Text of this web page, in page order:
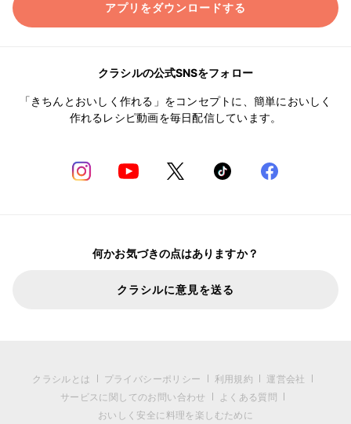
アプリをダウンロードする
クラシルの公式SNSをフォロー
「きちんとおいしく作れる」をコンセプトに、簡単においしく
作れるレシピ動画を毎日配信しています。
何かお気づきの点はありますか？
クラシルに意見を送る
クラシルとは プライバシーポリシー 利用規約
運営会社
サービスに関してのお問い合わせ
よくある質問
おいしく安全に料理を楽しむために